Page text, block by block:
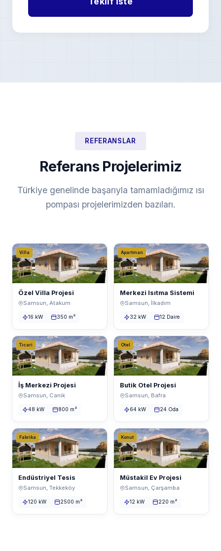
REFERANSLAR
Referans Projelerimiz
Türkiye genelinde başarıyla tamamladığımız ısı
pompası projelerimizden bazıları.
Villa
Özel Villa Projesi
Samsun, Atakum
16 kW 350 m²
Apartman
Merkezi Isıtma Sistemi
Samsun, İlkadım
32 kW 12 Daire
Ticari
İş Merkezi Projesi
Samsun, Canik
48 kW 800 m²
Otel
Butik Otel Projesi
Samsun, Bafra
64 kW 24 Oda
Fabrika
Endüstriyel Tesis
Samsun, Tekkeköy
120 kW 2500 m²
Konut
Müstakil Ev Projesi
Samsun, Çarşamba
12 kW 220 m²